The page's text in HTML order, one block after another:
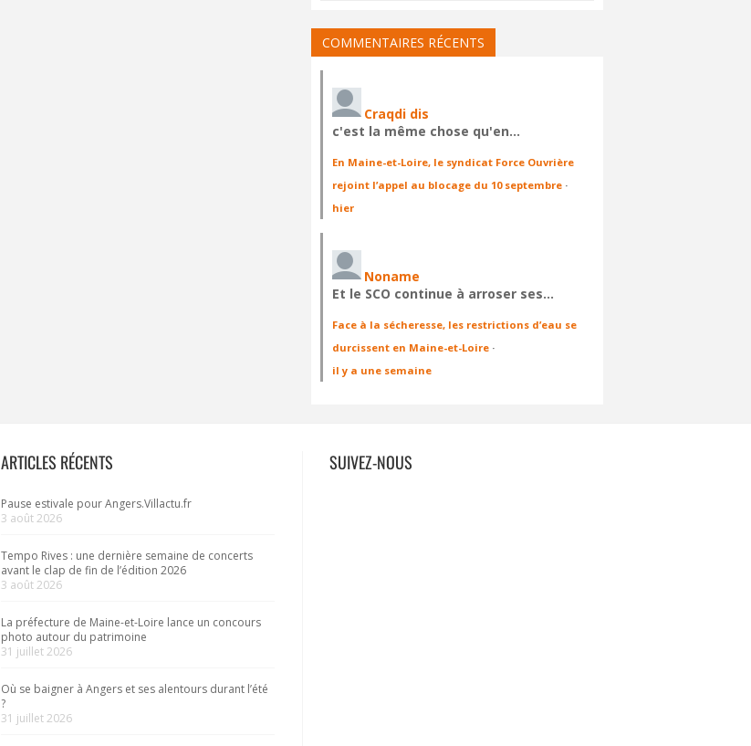
COMMENTAIRES RÉCENTS
Craqdi dis
c'est la même chose qu'en…
En Maine-et-Loire, le syndicat Force Ouvrière
rejoint l’appel au blocage du 10 septembre ·
hier
Noname
Et le SCO continue à arroser ses…
Face à la sécheresse, les restrictions d’eau se
durcissent en Maine-et-Loire ·
il y a une semaine
ARTICLES RÉCENTS
Pause estivale pour Angers.Villactu.fr
3 août 2026
Tempo Rives : une dernière semaine de concerts
avant le clap de fin de l’édition 2026
3 août 2026
La préfecture de Maine-et-Loire lance un concours
photo autour du patrimoine
31 juillet 2026
Où se baigner à Angers et ses alentours durant l’été
?
31 juillet 2026
SUIVEZ-NOUS